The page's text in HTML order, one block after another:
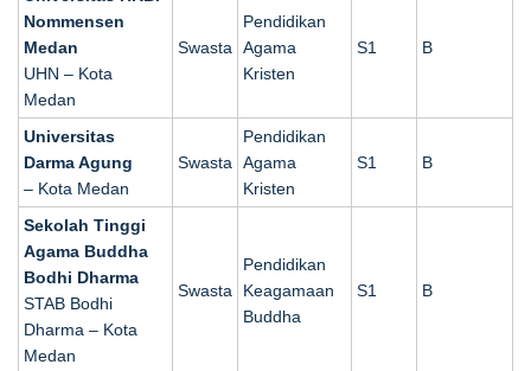
Nommensen
Medan
UHN – Kota
Medan
Swasta
Pendidikan
Agama
Kristen
S1 B
Universitas
Darma Agung
– Kota Medan
Swasta
Pendidikan
Agama
Kristen
S1 B
Sekolah Tinggi
Agama Buddha
Bodhi Dharma
STAB Bodhi
Dharma – Kota
Medan
Swasta
Pendidikan
Keagamaan
Buddha
S1 B